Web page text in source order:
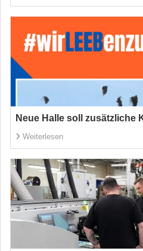
Neue Halle soll zusätzliche
Weiterlesen